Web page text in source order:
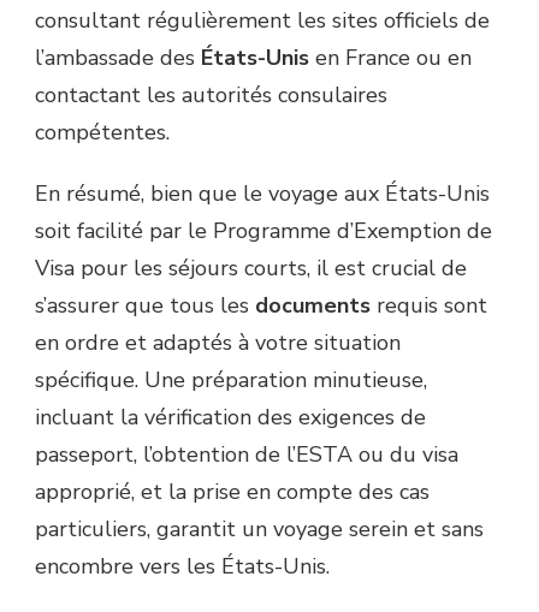
consultant régulièrement les sites officiels de
l’ambassade des États-Unis en France ou en
contactant les autorités consulaires
compétentes.
En résumé, bien que le voyage aux États-Unis
soit facilité par le Programme d’Exemption de
Visa pour les séjours courts, il est crucial de
s’assurer que tous les documents requis sont
en ordre et adaptés à votre situation
spécifique. Une préparation minutieuse,
incluant la vérification des exigences de
passeport, l’obtention de l’ESTA ou du visa
approprié, et la prise en compte des cas
particuliers, garantit un voyage serein et sans
encombre vers les États-Unis.